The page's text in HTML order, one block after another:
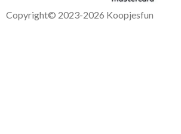
Copyright© 2023-2026